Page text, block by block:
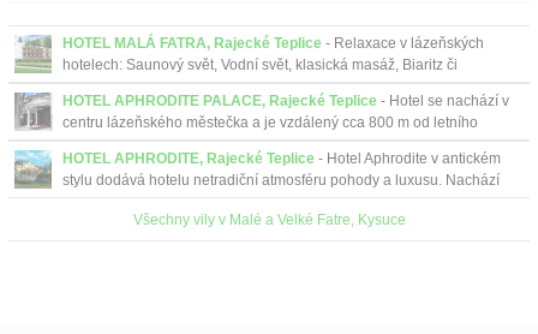
HOTEL MALÁ FATRA, Rajecké Teplice - Relaxace v lázeňských
hotelech: Saunový svět, Vodní svět, klasická masáž, Biaritz či
whirlpool.
HOTEL APHRODITE PALACE, Rajecké Teplice - Hotel se nachází v
centru lázeňského městečka a je vzdálený cca 800 m od letního
koupaliště.
HOTEL APHRODITE, Rajecké Teplice - Hotel Aphrodite v antickém
stylu dodává hotelu netradiční atmosféru pohody a luxusu. Nachází
se 30 metrů od Hotelu Aphrodite Palace. ...
Všechny vily v Malé a Velké Fatre, Kysuce